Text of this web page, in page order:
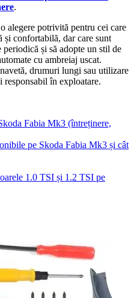
.
alegere potrivită pentru cei care
și confortabilă, dar care sunt
și să adopte un stil de
cu ambreiaj uscat.
drumuri lungi sau utilizare
în exploatare.
Fabia Mk3 (întreținere,
pe Skoda Fabia Mk3 și cât
1.0 TSI și 1.2 TSI pe